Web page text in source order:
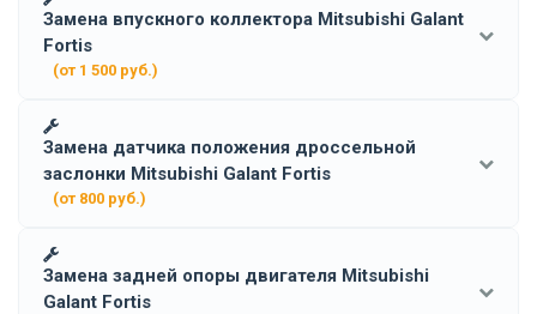
Замена впускного коллектора Mitsubishi Galant
Fortis
(от 1 500 руб.)
Замена датчика положения дроссельной
заслонки Mitsubishi Galant Fortis
(от 800 руб.)
Замена задней опоры двигателя Mitsubishi
Galant Fortis